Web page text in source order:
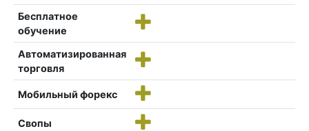
Бесплатное
обучение
Автоматизированная
торговля
Мобильный форекс
Свопы